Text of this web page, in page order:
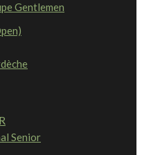
Gentlemen
Senior